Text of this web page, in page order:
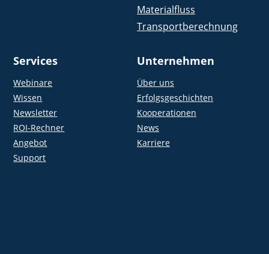
Materialfluss
Transportberechnung
Services
Webinare
Wissen
Newsletter
ROI-Rechner
Angebot
Support
Unternehmen
Über uns
Erfolgsgeschichten
Kooperationen
News
Karriere